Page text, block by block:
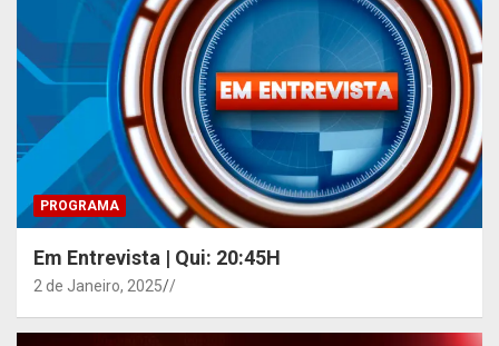
PROGRAMA
Em Entrevista | Qui: 20:45H
2 de Janeiro, 2025 /